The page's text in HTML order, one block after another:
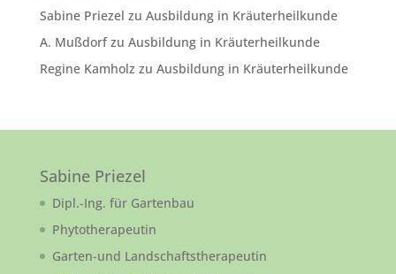
Sabine Priezel zu Ausbildung in Kräuterheilkunde
A. Mußdorfzu Ausbildung in Kräuterheilkunde
Regine Kamholz zu Ausbildung in Kräuterheilkunde
Sabine Priezel
Dipl.-Ing. für Gartenbau
Phytotherapeutin
Garten-und Landschaftstherapeutin